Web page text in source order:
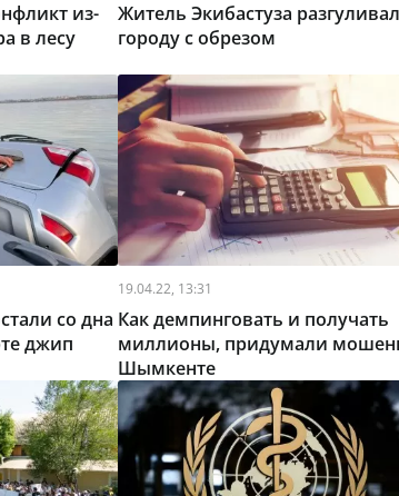
из-
в лесу
Житель Экибастуза
городу с обрезом
со дна
джип
19.04.22, 13:31
Как демпинговать и получать
миллионы, придумали
Шымкенте